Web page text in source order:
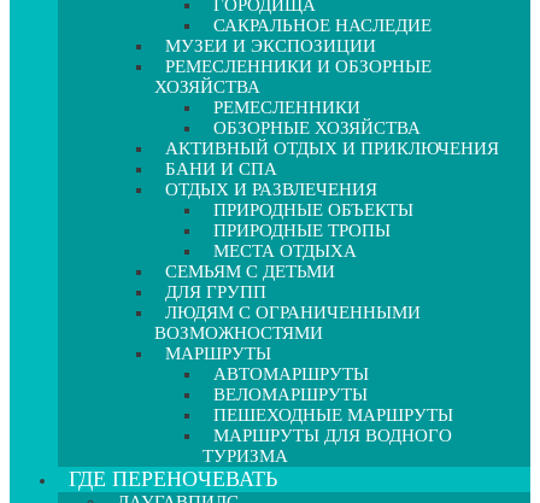
ГОРОДИЩА
САКРАЛЬНОЕ НАСЛЕДИЕ
МУЗЕИ И ЭКСПОЗИЦИИ
РЕМЕСЛЕННИКИ И ОБЗОРНЫЕ
ХОЗЯЙСТВА
РЕМЕСЛЕННИКИ
ОБЗОРНЫЕ ХОЗЯЙСТВА
АКТИВНЫЙ ОТДЫХ И ПРИКЛЮЧЕНИЯ
БАНИ И СПА
ОТДЫХ И РАЗВЛЕЧЕНИЯ
ПРИРОДНЫЕ ОБЪЕКТЫ
ПРИРОДНЫЕ ТРОПЫ
МЕСТА ОТДЫХА
СЕМЬЯМ С ДЕТЬМИ
ДЛЯ ГРУПП
ЛЮДЯМ С ОГРАНИЧЕННЫМИ
ВОЗМОЖНОСТЯМИ
МАРШРУТЫ
АВТОМАРШРУТЫ
ВЕЛОМАРШРУТЫ
ПЕШЕХОДНЫЕ МАРШРУТЫ
МАРШРУТЫ ДЛЯ ВОДНОГО
ТУРИЗМА
ГДЕ ПЕРЕНОЧЕВАТЬ